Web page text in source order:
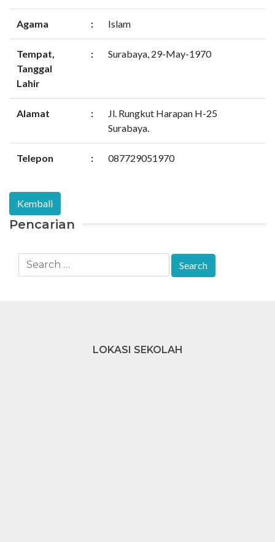
Pencarian
Agama : Islam
Tempat,
Tanggal
Lahir
: Surabaya, 29-May-1970
Alamat :
Jl. Rungkut Harapan H-25
Surabaya.
Telepon : 087729051970
LOKASI SEKOLAH